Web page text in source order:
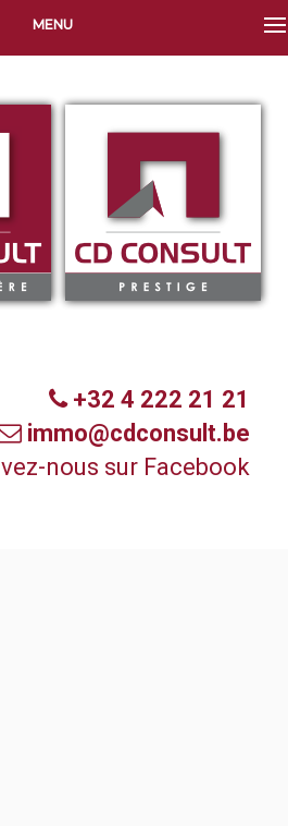
MENU
+32 4 222 21 21
immo@cdconsult.be
nous sur Facebook